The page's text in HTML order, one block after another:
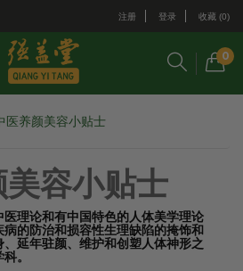
注册 登录 收藏 (0)
0
医养颜美容小贴士
容小贴士
理论和有中国特色的人体美学理论
的防治和损容性生理缺陷的掩饰和
延年驻颜、维护和创塑人体神形之
。